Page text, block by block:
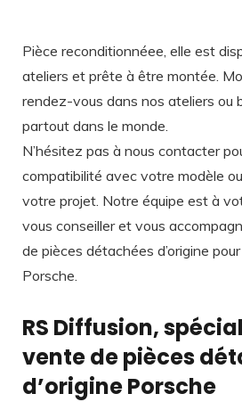
Pièce reconditionnéee, elle est
ateliers et prête à être montée.
rendez-vous dans nos ateliers ou
partout dans le monde.
N’hésitez pas à nous contacter
compatibilité avec votre modèle
votre projet. Notre équipe est à
vous conseiller et vous
de pièces détachées d’origine
Porsche.
RS Diffusion,
vente de pièces
d’origine Porsche